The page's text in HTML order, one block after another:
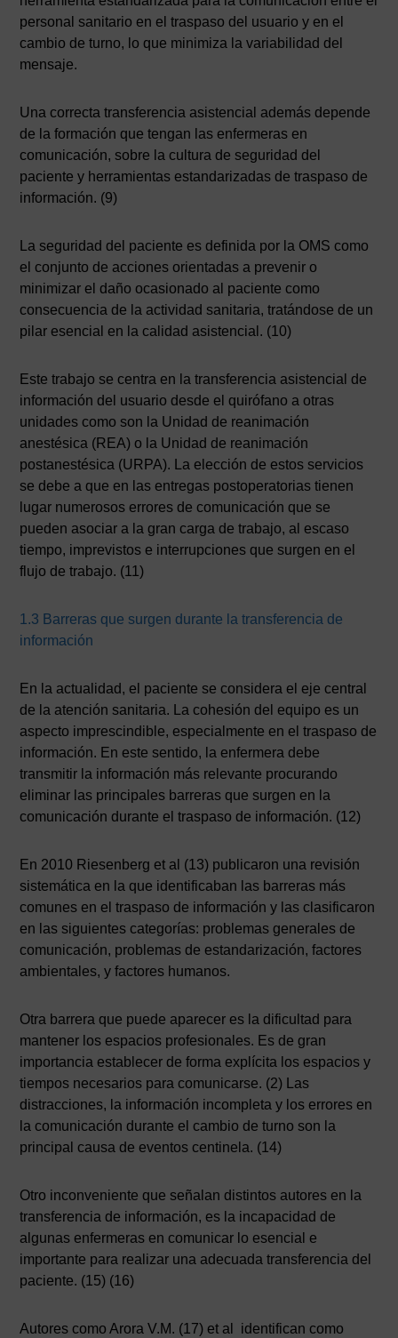
personal sanitario en el traspaso del usuario y en el
cambio de turno, lo que minimiza la variabilidad del
mensaje.
Una correcta transferencia asistencial además depende
de la formación que tengan las enfermeras en
comunicación, sobre la cultura de seguridad del
paciente y herramientas estandarizadas de traspaso de
información. (9)
La seguridad del paciente es definida por la OMS como
el conjunto de acciones orientadas a prevenir o
minimizar el daño ocasionado al paciente como
consecuencia de la actividad sanitaria, tratándose de un
pilar esencial en la calidad asistencial. (10)
Este trabajo se centra en la transferencia asistencial de
información del usuario desde el quirófano a otras
unidades como son la Unidad de reanimación
anestésica (REA) o la Unidad de reanimación
postanestésica (URPA). La elección de estos servicios
se debe a que en las entregas postoperatorias tienen
lugar numerosos errores de comunicación que se
pueden asociar a la gran carga de trabajo, al escaso
tiempo, imprevistos e interrupciones que surgen en el
flujo de trabajo. (11)
1.3 Barreras que surgen durante la transferencia de
información
En la actualidad, el paciente se considera el eje central
de la atención sanitaria. La cohesión del equipo es un
aspecto imprescindible, especialmente en el traspaso de
información. En este sentido, la enfermera debe
transmitir la información más relevante procurando
eliminar las principales barreras que surgen en la
comunicación durante el traspaso de información. (12)
En 2010 Riesenberg et al (13) publicaron una revisión
sistemática en la que identificaban las barreras más
comunes en el traspaso de información y las clasificaron
en las siguientes categorías: problemas generales de
comunicación, problemas de estandarización, factores
ambientales, y factores humanos.
Otra barrera que puede aparecer es la dificultad para
mantener los espacios profesionales. Es de gran
importancia establecer de forma explícita los espacios y
tiempos necesarios para comunicarse. (2) Las
distracciones, la información incompleta y los errores en
la comunicación durante el cambio de turno son la
principal causa de eventos centinela. (14)
Otro inconveniente que señalan distintos autores en la
transferencia de información, es la incapacidad de
algunas enfermeras en comunicar lo esencial e
importante para realizar una adecuada transferencia del
paciente. (15) (16)
Autores como Arora V.M. (17) et al identifican como